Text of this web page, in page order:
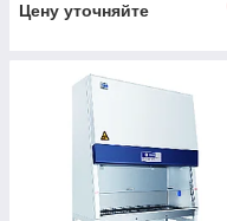
Цену уточняйте